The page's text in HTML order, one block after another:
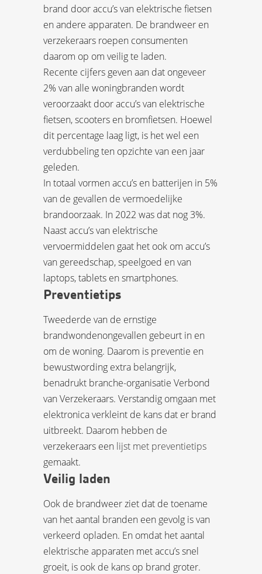
brand door accu’s van elektrische fietsen
en andere apparaten. De brandweer en
verzekeraars roepen consumenten
daarom op om veilig te laden.
Recente cijfers geven aan dat ongeveer
2% van alle woningbranden wordt
veroorzaakt door accu’s van elektrische
fietsen, scooters en bromfietsen. Hoewel
dit percentage laag ligt, is het wel een
verdubbeling ten opzichte van een jaar
geleden.
In totaal vormen accu’s en batterijen in 5%
van de gevallen de vermoedelijke
brandoorzaak. In 2022 was dat nog 3%.
Naast accu’s van elektrische
vervoermiddelen gaat het ook om accu’s
van gereedschap, speelgoed en van
laptops, tablets en smartphones.
Preventietips
Tweederde van de ernstige
brandwondenongevallen gebeurt in en
om de woning. Daarom is preventie en
bewustwording extra belangrijk,
benadrukt branche-organisatie Verbond
van Verzekeraars. Verstandig omgaan met
elektronica verkleint de kans dat er brand
uitbreekt. Daarom hebben de
verzekeraars een lijst met preventietips
gemaakt.
Veilig laden
Ook de brandweer ziet dat de toename
van het aantal branden een gevolg is van
verkeerd opladen. En omdat het aantal
elektrische apparaten met accu’s snel
groeit, is ook de kans op brand groter.